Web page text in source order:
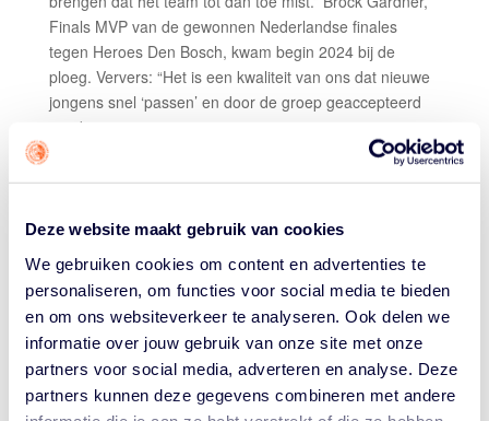
Deze website maakt gebruik van cookies
We gebruiken cookies om content en advertenties te
personaliseren, om functies voor social media te bieden
en om ons websiteverkeer te analyseren. Ook delen we
informatie over jouw gebruik van onze site met onze
partners voor social media, adverteren en analyse. Deze
partners kunnen deze gegevens combineren met andere
Finals MVP van de gewonnen Nederlandse finales
tegen Heroes Den Bosch, kwam begin 2024 bij de
ploeg. Ververs: “Het is een kwaliteit van ons dat nieuwe
jongens snel ‘passen’ en door de groep geaccepteerd
worden.”
verliespartij. Leiden verloor in april nog met 102-53 van
Antwerpen. “Ik snap dat mensen ons toen weinig
kansen gaven voor de titel. Een ploeg als Den Bosch
heeft individueel gezien denk ik betere spelers. Maar het
verdelen van rollen, het passen van het team, komt heel
natuurlijk voor ons. En zonder gemekker. Ik denk dat dát
ons kampioen heeft gemaakt. We hadden bijvoorbeeld,
in de play-offs, zeven wedstrijden op rij een andere